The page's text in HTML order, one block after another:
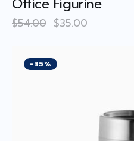
Office Figurine
$54.00 $35.00
-35%